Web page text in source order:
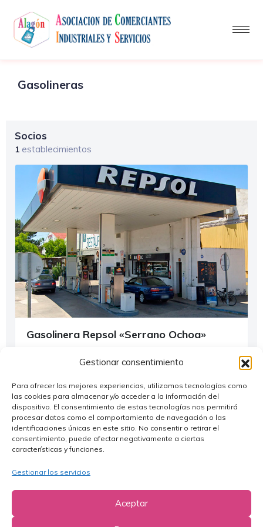
Gestionar consentimiento
Para ofrecer las mejores experiencias, utilizamos tecnologías como
las cookies para almacenar y/o acceder a la información del
dispositivo. El consentimiento de estas tecnologías nos permitirá
procesar datos como el comportamiento de navegación o las
identificaciones únicas en este sitio. No consentir o retirar el
consentimiento, puede afectar negativamente a ciertas
características y funciones.
Gestionar los servicios
Aceptar
Gasolineras
Socios
1 establecimientos
Gasolinera Repsol «Serrano Ochoa»
info@gasolineraalagon.com
www.gasolineraalagon.com
¿Dónde Comprar?
©2022Asociación de Comerciantes de Alagón.
Estudio Digital MC Clic